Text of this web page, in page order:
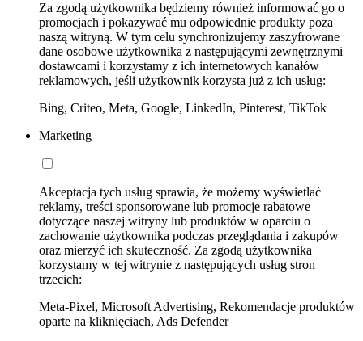
Za zgodą użytkownika będziemy również informować go o
promocjach i pokazywać mu odpowiednie produkty poza
naszą witryną. W tym celu synchronizujemy zaszyfrowane
dane osobowe użytkownika z następującymi zewnętrznymi
dostawcami i korzystamy z ich internetowych kanałów
reklamowych, jeśli użytkownik korzysta już z ich usług:
Bing, Criteo, Meta, Google, LinkedIn, Pinterest, TikTok
Marketing
Akceptacja tych usług sprawia, że możemy wyświetlać
reklamy, treści sponsorowane lub promocje rabatowe
dotyczące naszej witryny lub produktów w oparciu o
zachowanie użytkownika podczas przeglądania i zakupów
oraz mierzyć ich skuteczność. Za zgodą użytkownika
korzystamy w tej witrynie z następujących usług stron
trzecich:
Meta-Pixel, Microsoft Advertising, Rekomendacje produktów
oparte na kliknięciach, Ads Defender